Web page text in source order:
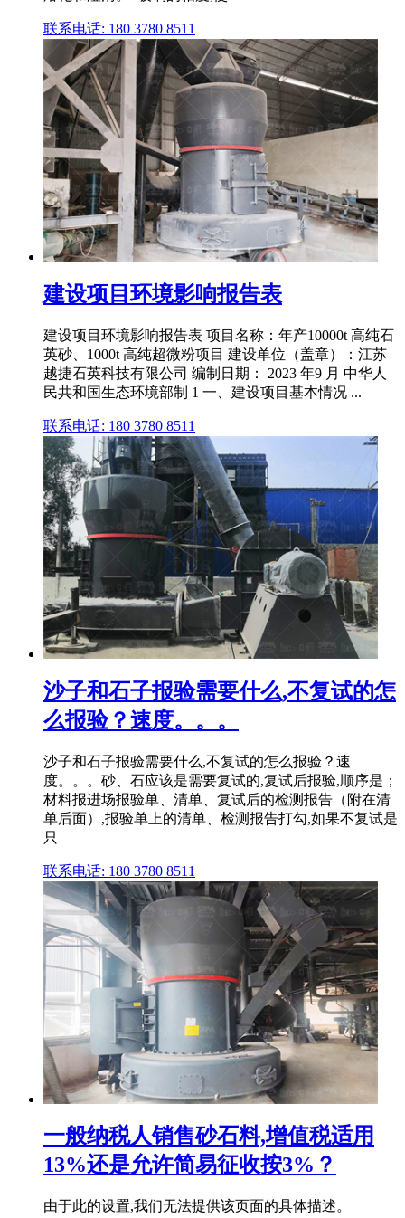
联系电话: 180 3780 8511
建设项目环境影响报告表
建设项目环境影响报告表 项目名称：年产10000t 高纯石
英砂、1000t 高纯超微粉项目 建设单位（盖章）：江苏
越捷石英科技有限公司 编制日期： 2023 年9 月 中华人
民共和国生态环境部制 1 一、建设项目基本情况 ...
联系电话: 180 3780 8511
沙子和石子报验需要什么,不复试的怎
么报验？速度。。。
沙子和石子报验需要什么,不复试的怎么报验？速
度。。。砂、石应该是需要复试的,复试后报验,顺序是；
材料报进场报验单、清单、复试后的检测报告（附在清
单后面）,报验单上的清单、检测报告打勾,如果不复试是
只
联系电话: 180 3780 8511
一般纳税人销售砂石料,增值税适用
13%还是允许简易征收按3%？
由于此的设置,我们无法提供该页面的具体描述。